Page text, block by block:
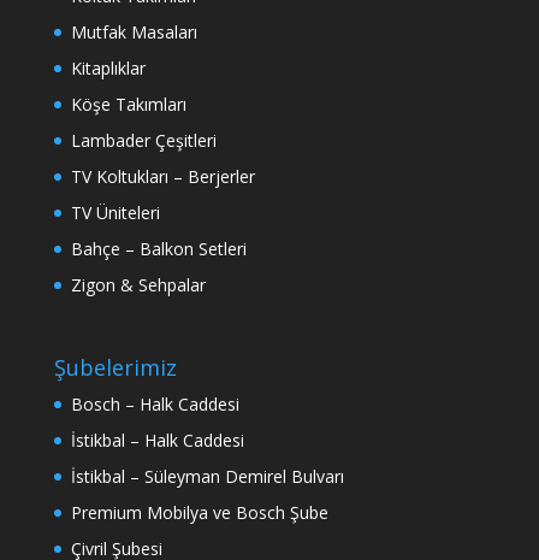
Mutfak Masaları
Kitaplıklar
Köşe Takımları
Lambader Çeşitleri
TV Koltukları – Berjerler
TV Üniteleri
Bahçe – Balkon Setleri
Zigon & Sehpalar
Şubelerimiz
Bosch – Halk Caddesi
İstikbal – Halk Caddesi
İstikbal – Süleyman Demirel Bulvarı
Premium Mobilya ve Bosch Şube
Çivril Şubesi